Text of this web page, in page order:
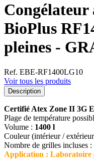
BioPlus
pleines -
Ref. EBE-RF1400LG10
Voir tous les produits
Description
Certifié Atex Zone II 3G
Plage de température
Volume : 1400 l
Couleur (intérieur /
Nombre de grilles incluses :
Application : Laboratoire